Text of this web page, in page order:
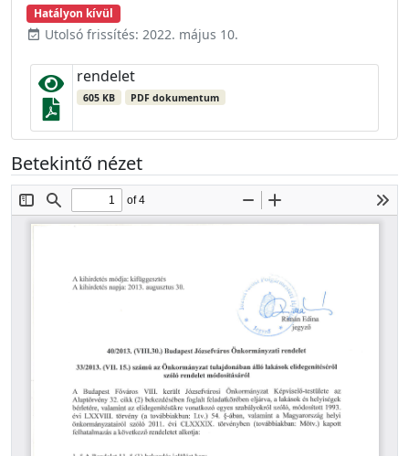
Hatályon kívül
event_available Utolsó frissítés: 2022. május 10.
rendelet
605 KB PDF dokumentum
Betekintő nézet